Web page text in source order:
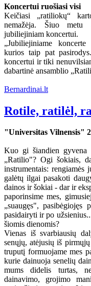
Koncertui ruošiasi visi
Keičiasi „ratiliokų“
nemažėja. Šiuo metu
jubiliejiniam koncertui.
„Jubiliejiniame
kurios taip pat
koncertui ir tiki
dabartinė ansamblio
Bernardinai.lt
Rotile, ratilėl,
"Universitas Vilnensis"
Kuo gi šiandien gyvena
„Ratilio"? Ogi šokiais,
instrumentais:
galėtų ilgai pasakoti
dainos ir šokiai - dar ir
paporinsime mes,
„suaugęs",
pasidairyti ir po
šiomis dienomis?
Vienas iš svarbiausių
senųjų, atėjusių iš
truputį formuojame mes
kurie dainuoja senelių
mums didelis turtas,
dainavimo, grojimo